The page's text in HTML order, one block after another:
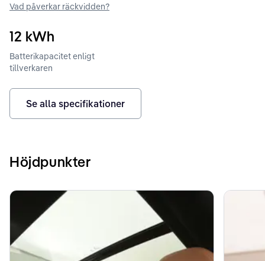
Vad påverkar räckvidden?
12 kWh
Batterikapacitet enligt
tillverkaren
Se alla specifikationer
Höjdpunkter